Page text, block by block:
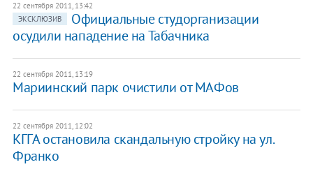
22 сентября 2011, 13:42
ЭКСКЛЮЗИВ
Официальные студорганизации
осудили нападение на Табачника
22 сентября 2011, 13:19
Мариинский парк очистили от МАФов
22 сентября 2011, 12:02
КГГА остановила скандальную стройку на ул.
Франко